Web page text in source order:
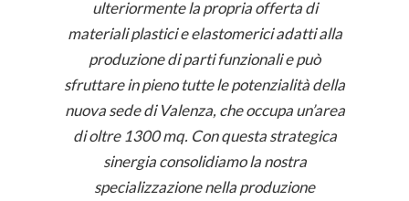
ulteriormente la propria offerta di
materiali plastici e elastomerici adatti alla
produzione di parti funzionali e può
sfruttare in pieno tutte le potenzialità della
nuova sede di Valenza, che occupa un’area
di oltre 1300 mq. Con questa strategica
sinergia consolidiamo la nostra
specializzazione nella produzione